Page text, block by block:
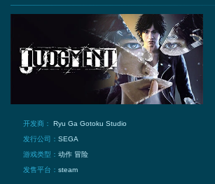
开发商： Ryu Ga Gotoku Studio
发行公司： SEGA
游戏类型： 动作冒险
发售平台： steam